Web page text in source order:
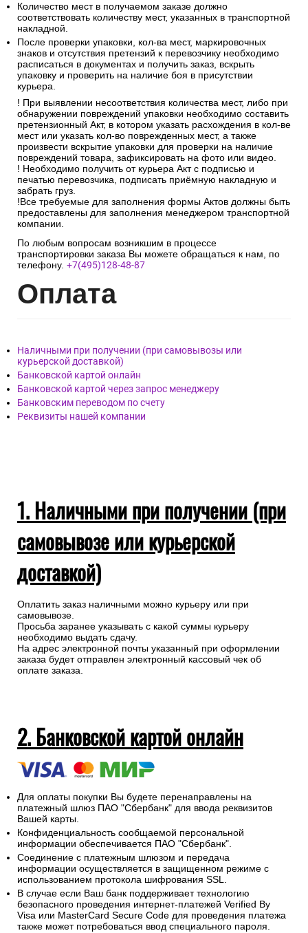
Количество мест в получаемом заказе должно
соответствовать количеству мест, указанных в транспортной
накладной.
После проверки упаковки, кол-ва мест, маркировочных
знаков и отсутствия претензий к перевозчику необходимо
расписаться в документах и получить заказ, вскрыть
упаковку и проверить на наличие боя в присутствии
курьера.
! При выявлении несоответствия количества мест, либо при
обнаружении повреждений упаковки необходимо составить
претензионный Акт, в котором указать расхождения в кол-ве
мест или указать кол-во поврежденных мест, а также
произвести вскрытие упаковки для проверки на наличие
повреждений товара, зафиксировать на фото или видео.
! Необходимо получить от курьера Акт с подписью и
печатью перевозчика, подписать приёмную накладную и
забрать груз.
!Все требуемые для заполнения формы Актов должны быть
предоставлены для заполнения менеджером транспортной
компании.
По любым вопросам возникшим в процессе
транспортировки заказа Вы можете обращаться к нам, по
телефону. +7(495)128-48-87
Оплата
Наличными при получении (при самовывозы или
курьерской доставкой)
Банковской картой онлайн
Банковской картой через запрос менеджеру
Банковским переводом по счету
Реквизиты нашей компании
1. Наличными при получении (при
самовывозе или курьерской
доставкой)
Оплатить заказ наличными можно курьеру или при
самовывозе.
Просьба заранее указывать с какой суммы курьеру
необходимо выдать сдачу.
На адрес электронной почты указанный при оформлении
заказа будет отправлен электронный кассовый чек об
оплате заказа.
2. Банковской картой онлайн
Для оплаты покупки Вы будете перенаправлены на
платежный шлюз ПАО "Сбербанк" для ввода реквизитов
Вашей карты.
Конфиденциальность сообщаемой персональной
информации обеспечивается ПАО "Сбербанк".
Соединение с платежным шлюзом и передача
информации осуществляется в защищенном режиме с
использованием протокола шифрования SSL.
В случае если Ваш банк поддерживает технологию
безопасного проведения интернет-платежей Verified By
Visa или MasterCard Secure Code для проведения платежа
также может потребоваться ввод специального пароля.